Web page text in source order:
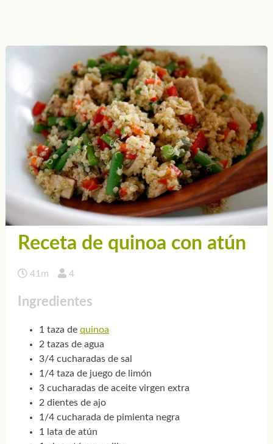
Receta de quinoa con atún
41m 4
Ingredientes
1 taza de quinoa
2 tazas de agua
3/4 cucharadas de sal
1/4 taza de juego de limón
3 cucharadas de aceite virgen extra
2 dientes de ajo
1/4 cucharada de pimienta negra
1 lata de atún